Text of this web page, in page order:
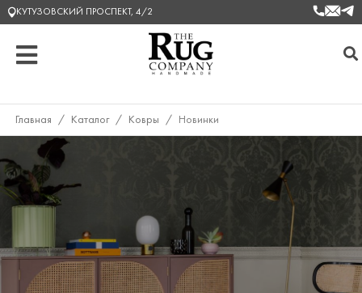
КУТУЗОВСКИЙ ПРОСПЕКТ, 4/2
Главная / Каталог / Ковры / Новинки